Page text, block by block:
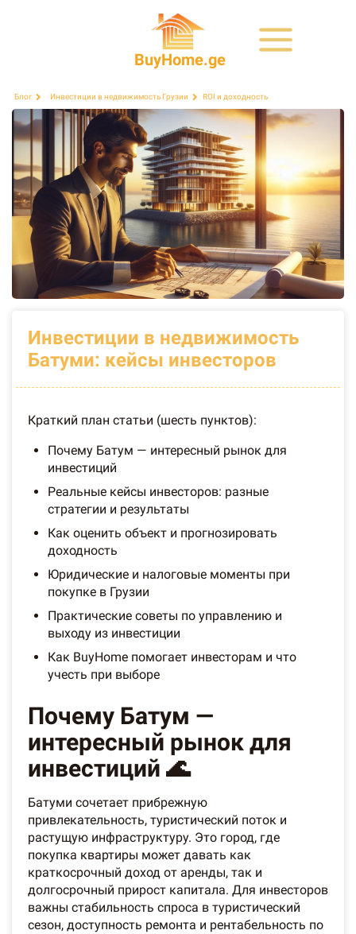
BuyHome.ge
Блог Инвестиции в недвижимость Грузии ROI и доходность
Инвестиции в недвижимость
Батуми: кейсы инвесторов
Краткий план статьи (шесть пунктов):
Почему Батум — интересный рынок для
инвестиций
Реальные кейсы инвесторов: разные
стратегии и результаты
Как оценить объект и прогнозировать
доходность
Юридические и налоговые моменты при
покупке в Грузии
Практические советы по управлению и
выходу из инвестиции
Как BuyHome помогает инвесторам и что
учесть при выборе
Почему Батум —
интересный рынок для
инвестиций 🌊
Батуми сочетает прибрежную
привлекательность, туристический поток и
растущую инфраструктуру. Это город, где
покупка квартиры может давать как
краткосрочный доход от аренды, так и
долгосрочный прирост капитала. Для инвесторов
важны стабильность спроса в туристический
сезон, доступность ремонта и рентабельность по